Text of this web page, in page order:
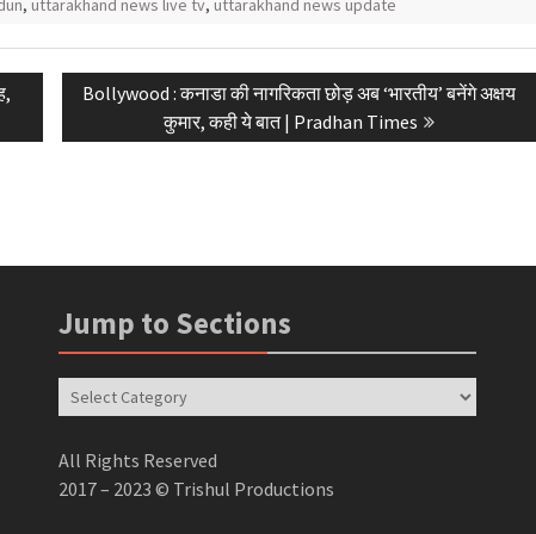
Next
Bollywood : कनाडा की नागरिकता छोड़ अब ‘भारतीय’ बनेंगे अक्षय
कुमार, कही ये बात | Pradhan Times
Jump to Sections
Jump
to
All Rights Reserved
2017 – 2023 © Trishul Productions